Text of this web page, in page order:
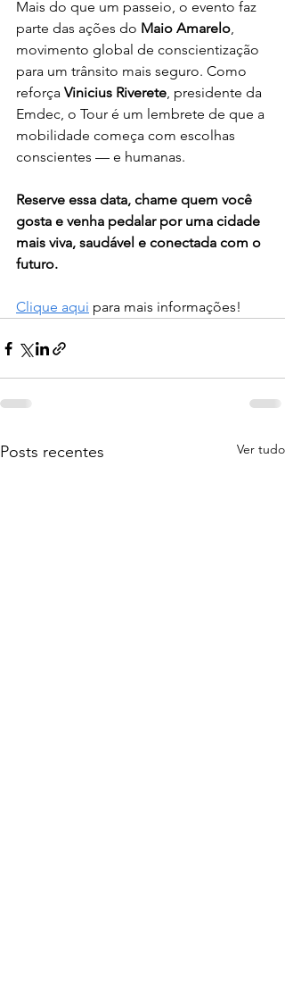
Mais do que um passeio, o evento faz
parte das ações do Maio Amarelo,
movimento global de conscientização
para um trânsito mais seguro. Como
reforça Vinicius Riverete, presidente da
Emdec, o Tour é um lembrete de que a
mobilidade começa com escolhas
conscientes — e humanas.
Reserve essa data, chame quem você
gosta e venha pedalar por uma cidade
mais viva, saudável e conectada com o
futuro.
Clique aqui para mais informações!
Posts recentes Ver tudo